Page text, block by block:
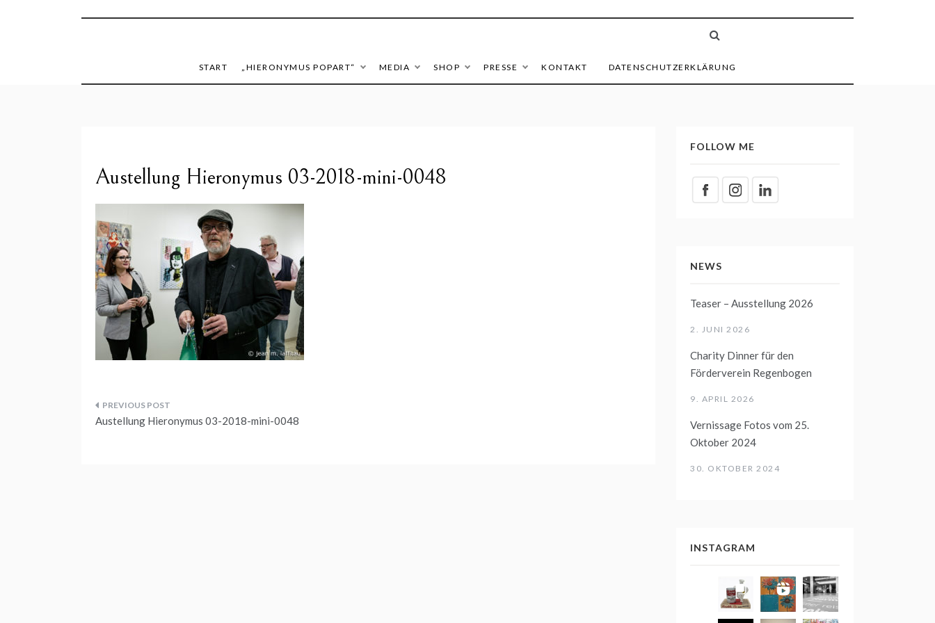
START „HIERONYMUS POPART“ MEDIA SHOP PRESSE KONTAKT DATENSCHUTZERKLÄRUNG
Austellung Hieronymus 03-2018-mini-0048
Beitragsnavigation
Austellung Hieronymus 03-2018-mini-0048
FOLLOW ME
NEWS
Teaser – Ausstellung 2026
2. JUNI 2026
Charity Dinner für den
Förderverein Regenbogen
9. APRIL 2026
Vernissage Fotos vom 25.
Oktober 2024
30. OKTOBER 2024
INSTAGRAM